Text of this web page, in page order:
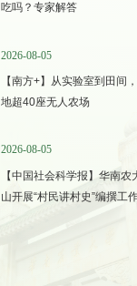
吃吗？专家解答
2026-08-05
【南方+】从实验室到田间
地超40座无人农场
2026-08-05
【中国社会科学报】华南
山开展“村民讲村史”编撰工